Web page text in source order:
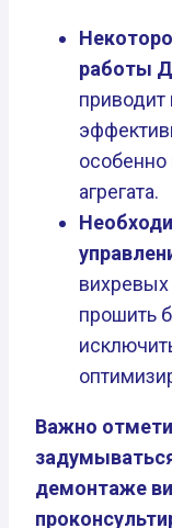
работы
особенно
агрегата.
прошить
Важно
демонтаже